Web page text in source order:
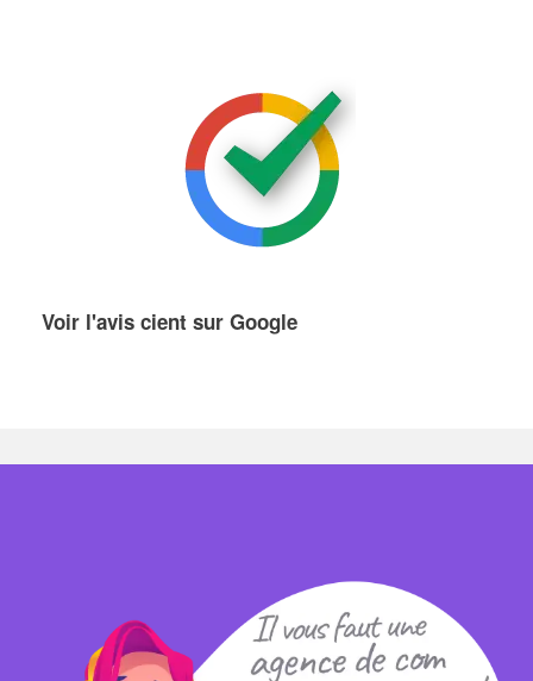
Voir l'avis cient sur Google